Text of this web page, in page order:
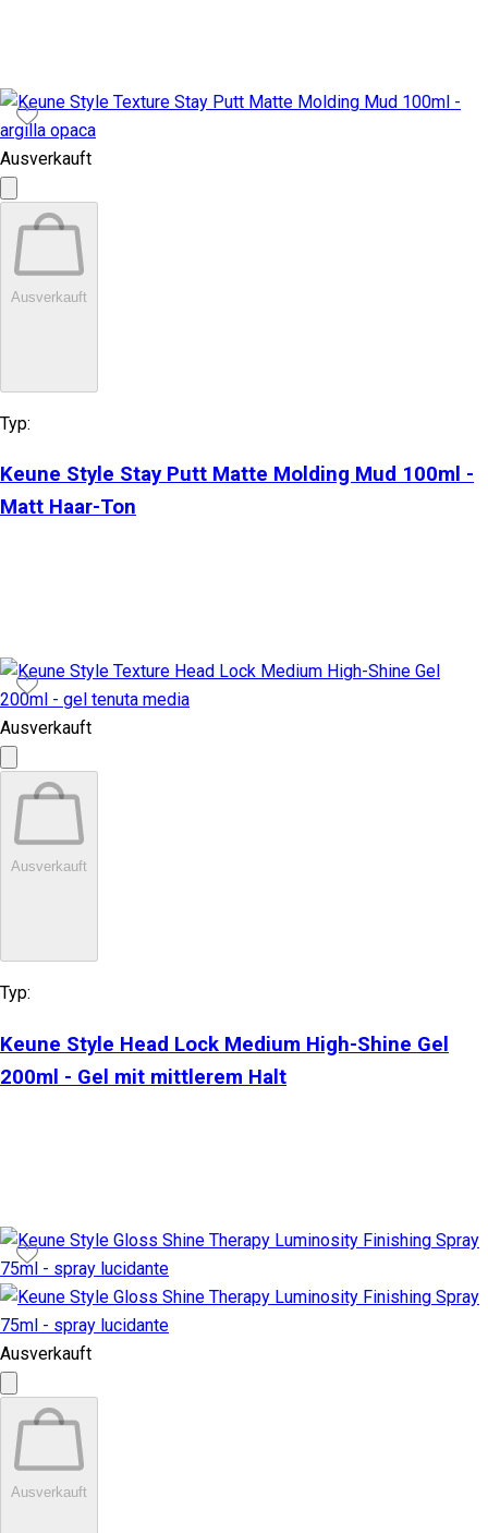
Ausverkauft
Ausverkauft
Typ:
Keune Style Stay Putt Matte Molding Mud 100ml -
Matt Haar-Ton
Ausverkauft
Ausverkauft
Typ:
Keune Style Head Lock Medium High-Shine Gel
200ml - Gel mit mittlerem Halt
Ausverkauft
Ausverkauft